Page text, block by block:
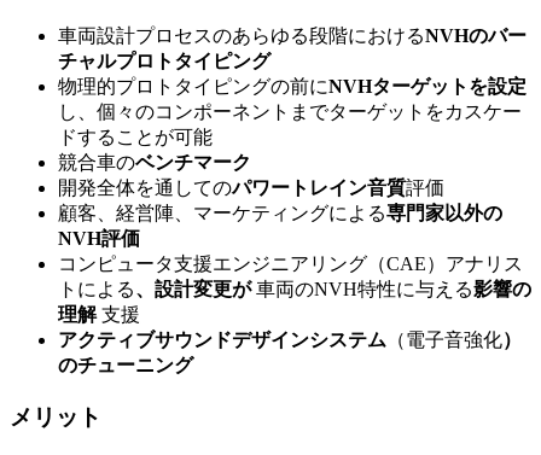
車両設計プロセスのあらゆる段階におけるNVHのバー
チャルプロトタイピング
物理的プロトタイピングの前にNVHターゲットを設定
し、個々のコンポーネントまでターゲットをカスケー
ドすることが可能
競合車のベンチマーク
開発全体を通してのパワートレイン音質評価
顧客、経営陣、マーケティングによる専門家以外の
NVH評価
コンピュータ支援エンジニアリング（CAE）アナリス
トによる、設計変更が車両のNVH特性に与える影響の
理解支援
アクティブサウンドデザインシステム （電子音強化）
のチューニング
メリット